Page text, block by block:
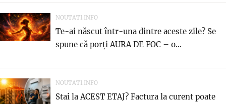
NOUTATI.INFO
Te-ai născut într-una dintre aceste zile? Se
spune că porți AURA DE FOC – o...
NOUTATI.INFO
Stai la ACEST ETAJ? Factura la curent poate